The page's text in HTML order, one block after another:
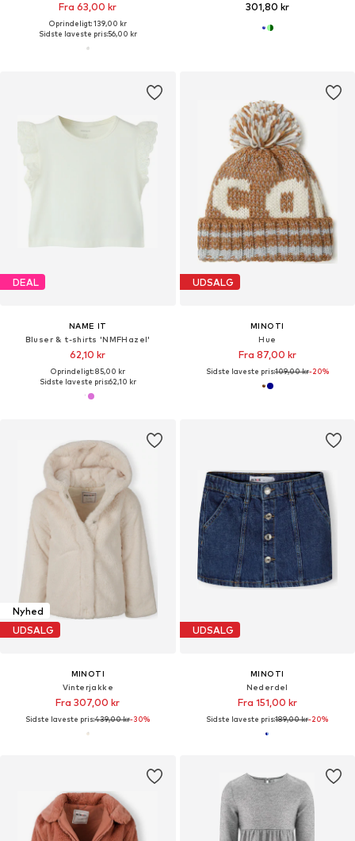
Fra 63,00 kr
Oprindeligt: 139,00 kr
Sidste laveste pris:56,00 kr
301,80 kr
DEAL
NAME IT
Bluser & t-shirts 'NMFHazel'
62,10 kr
Oprindeligt: 85,00 kr
Sidste laveste pris:62,10 kr
UDSALG
MINOTI
Hue
Fra 87,00 kr
Sidste laveste pris:109,00 kr-20%
Nyhed
UDSALG
MINOTI
Vinterjakke
Fra 307,00 kr
Sidste laveste pris:439,00 kr-30%
UDSALG
MINOTI
Nederdel
Fra 151,00 kr
Sidste laveste pris:189,00 kr-20%